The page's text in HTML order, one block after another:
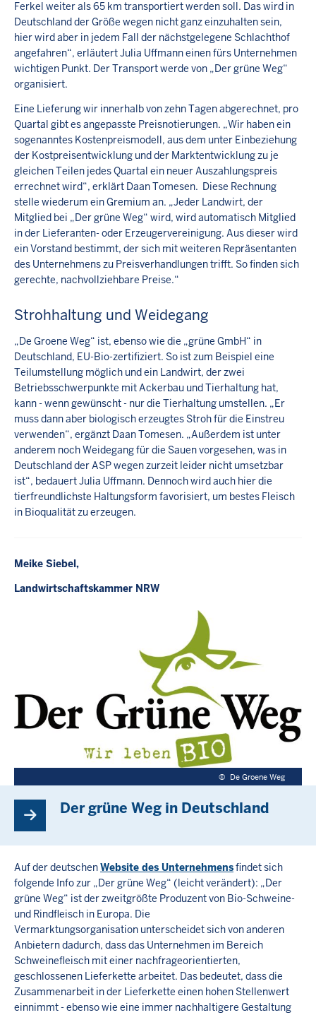
Ferkel weiter als 65 km transportiert werden soll. Das wird in
Deutschland der Größe wegen nicht ganz einzuhalten sein,
hier wird aber in jedem Fall der nächstgelegene Schlachthof
angefahren“, erläutert Julia Uffmann einen fürs Unternehmen
wichtigen Punkt. Der Transport werde von „Der grüne Weg“
organisiert.
Eine Lieferung wir innerhalb von zehn Tagen abgerechnet, pro
Quartal gibt es angepasste Preisnotierungen. „Wir haben ein
sogenanntes Kostenpreismodell, aus dem unter Einbeziehung
der Kostpreisentwicklung und der Marktentwicklung zu je
gleichen Teilen jedes Quartal ein neuer Auszahlungspreis
errechnet wird“, erklärt Daan Tomesen. Diese Rechnung
stelle wiederum ein Gremium an. „Jeder Landwirt, der
Mitglied bei „Der grüne Weg“ wird, wird automatisch Mitglied
in der Lieferanten- oder Erzeugervereinigung. Aus dieser wird
ein Vorstand bestimmt, der sich mit weiteren Repräsentanten
des Unternehmens zu Preisverhandlungen trifft. So finden sich
gerechte, nachvollziehbare Preise.“
Strohhaltung und Weidegang
„De Groene Weg“ ist, ebenso wie die „grüne GmbH“ in
Deutschland, EU-Bio-zertifiziert. So ist zum Beispiel eine
Teilumstellung möglich und ein Landwirt, der zwei
Betriebsschwerpunkte mit Ackerbau und Tierhaltung hat,
kann - wenn gewünscht - nur die Tierhaltung umstellen. „Er
muss dann aber biologisch erzeugtes Stroh für die Einstreu
verwenden“, ergänzt Daan Tomesen. „Außerdem ist unter
anderem noch Weidegang für die Sauen vorgesehen, was in
Deutschland der ASP wegen zurzeit leider nicht umsetzbar
ist“, bedauert Julia Uffmann. Dennoch wird auch hier die
tierfreundlichste Haltungsform favorisiert, um bestes Fleisch
in Bioqualität zu erzeugen.
Meike Siebel,
Landwirtschaftskammer NRW
© De Groene Weg
Der grüne Weg in Deutschland
Auf der deutschenWebsite des Unternehmensfindet sich
folgende Info zur „Der grüne Weg“ (leicht verändert): „Der
grüne Weg“ ist der zweitgrößte Produzent von Bio-Schweine-
und Rindfleisch in Europa. Die
Vermarktungsorganisation unterscheidet sich von anderen
Anbietern dadurch, dass das Unternehmen im Bereich
Schweinefleisch mit einer nachfrageorientierten,
geschlossenen Lieferkette arbeitet. Das bedeutet, dass die
Zusammenarbeit in der Lieferkette einen hohen Stellenwert
einnimmt - ebenso wie eine immer nachhaltigere Gestaltung